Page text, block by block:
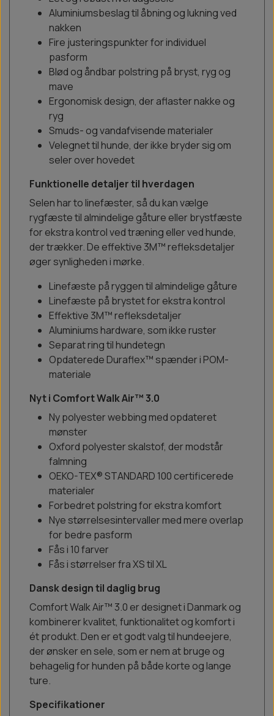
Aluminiumsbeslag til åbning og lukning ved
nakken
Fire justeringspunkter for individuel
pasform
Blød og åndbar polstring på bryst, ryg og
mave
Ergonomisk design, der aflaster nakke og
ryg
Smuds- og vandafvisende materialer
Velegnet til hunde, der ikke bryder sig om
seler over hovedet
Funktionelle detaljer til hverdagen
Selen har to linefæster, så du kan vælge
rygfæste til almindelige gåture eller brystfæste
for ekstra kontrol ved træning eller ved hunde,
der trækker. De effektive 3M™ refleksdetaljer
øger synligheden i mørke.
Linefæste på ryggen til almindelige gåture
Linefæste på brystet for ekstra kontrol
Effektive 3M™ refleksdetaljer
Aluminiums hardware, som ikke ruster
Separat ring til hundetegn
Opdaterede Duraflex™ spænder i POM-
materiale
Nyt i Comfort Walk Air™ 3.0
Ny polyester webbing med opdateret
mønster
Oxford polyester skalstof, der modstår
falmning
OEKO-TEX® STANDARD 100 certificerede
materialer
Forbedret polstring for ekstra komfort
Nye størrelsesintervaller med mere overlap
for bedre pasform
Fås i 10 farver
Fås i størrelser fra XS til XL
Dansk design til daglig brug
Comfort Walk Air™ 3.0 er designet i Danmark og
kombinerer kvalitet, funktionalitet og komfort i
ét produkt. Den er et godt valg til hundeejere,
der ønsker en sele, som er nem at bruge og
behagelig for hunden på både korte og lange
ture.
Specifikationer